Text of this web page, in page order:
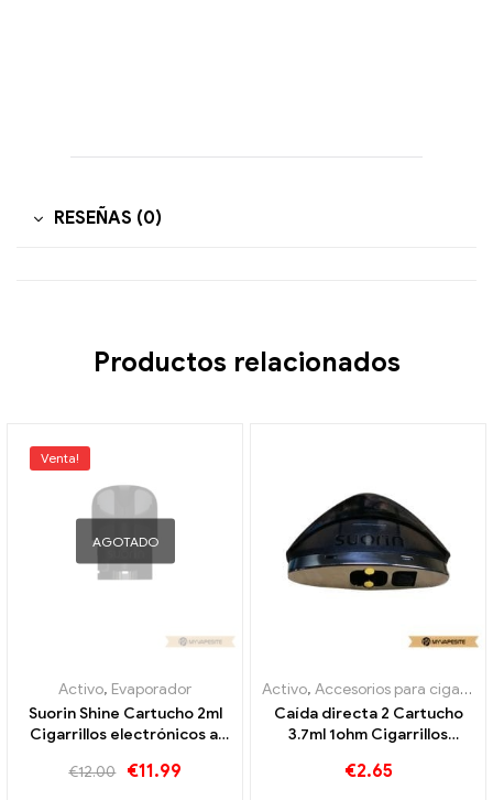
RESEÑAS (0)
Productos relacionados
Venta!
AGOTADO
Activo, Evaporador
Suorin Shine Cartucho 2ml
Cigarrillos electrónicos al
€12.00 €11.99
Activo, Accesorios para cigarrillos electrónicos
Caída directa 2 Cartucho
3.7ml 1ohm Cigarrillos
Personalizado
€2.65